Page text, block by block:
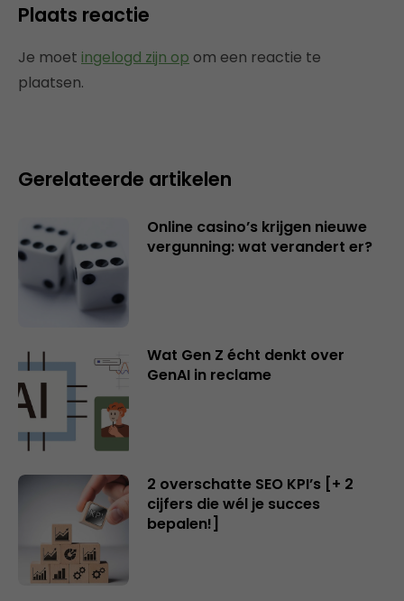
Plaats reactie
Je moet ingelogd zijn op om een reactie te
plaatsen.
Gerelateerde artikelen
Online casino’s krijgen nieuwe
vergunning: wat verandert er?
Wat Gen Z écht denkt over
GenAI in reclame
2 overschatte SEO KPI’s [+ 2
cijfers die wél je succes
bepalen!]